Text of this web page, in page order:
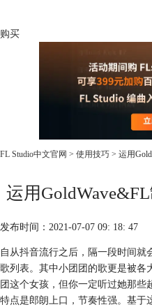
购买
FL Studio中文官网 > 使用技巧 > 运用
运用
发布时间：2021-07-07 09: 18: 47
自从抖音流行之后，隔一段时间
歌列表。其中小团团的歌更是被各
团这个女孩，但你一定听过她那些
特点是郎朗上口，节奏性强。基于